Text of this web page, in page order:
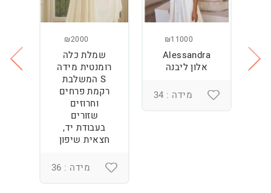
₪11000
Alessandra
אלון ליבנה
מידה : 34
₪2000
שמלת כלה
רומנטית מידה
S המשלבת
רקמת פרחים
וחרוזים
שזורים
בעבודת יד,
חצאית שיפון
מידה : 36